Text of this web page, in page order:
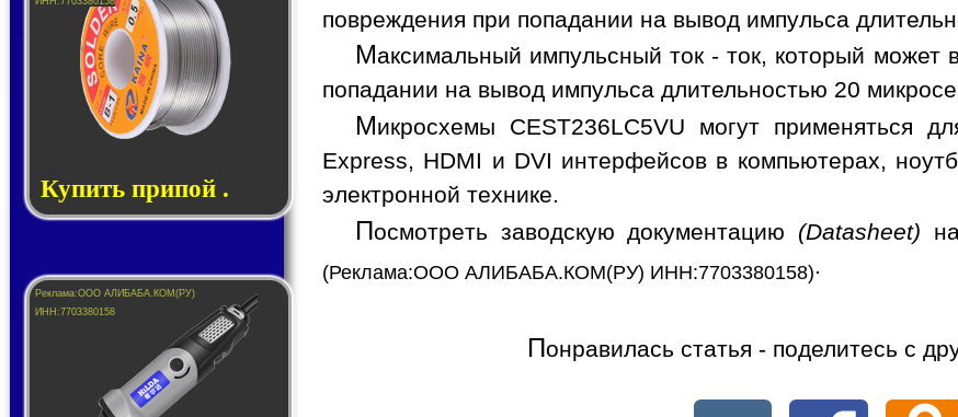
Купить припой .
повреждения при попадании на вывод импульса
Максимальный импульсный ток - ток, который
попадании на вывод импульса длительностью 20
Микросхемы CEST236LC5VU могут применяться
Express, HDMI и DVI интерфейсов в компьютерах,
электронной технике.
Посмотреть заводскую документацию (Datasheet)
(Реклама:ООО АЛИБАБА.КОМ(РУ) ИНН:7703380158).
Понравилась статья - поделитесь с